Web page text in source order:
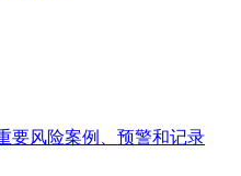
要风险案例、预警和记录